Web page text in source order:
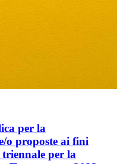
per la
o proposte ai fini
per la